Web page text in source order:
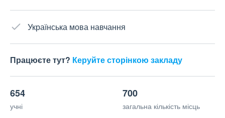
Українська мова навчання
Працюєте тут? Керуйте сторінкою закладу
654
учні
700
загальна кількість місць